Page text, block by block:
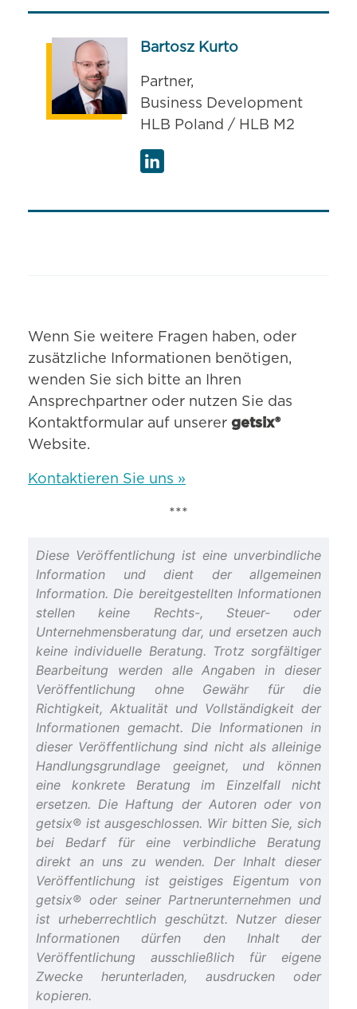
Bartosz Kurto
Partner,
Business Development
HLB Poland / HLB M2
Wenn Sie weitere Fragen haben, oder
zusätzliche Informationen benötigen,
wenden Sie sich bitte an Ihren
Ansprechpartner oder nutzen Sie das
Kontaktformular auf unserer getsix®
Website.
Kontaktieren Sie uns »
***
Diese Veröffentlichung ist eine unverbindliche
Information und dient der allgemeinen
Information. Die bereitgestellten Informationen
stellen keine Rechts-, Steuer- oder
Unternehmensberatung dar, und ersetzen auch
keine individuelle Beratung. Trotz sorgfältiger
Bearbeitung werden alle Angaben in dieser
Veröffentlichung ohne Gewähr für die
Richtigkeit, Aktualität und Vollständigkeit der
Informationen gemacht. Die Informationen in
dieser Veröffentlichung sind nicht als alleinige
Handlungsgrundlage geeignet, und können
eine konkrete Beratung im Einzelfall nicht
ersetzen. Die Haftung der Autoren oder von
getsix® ist ausgeschlossen. Wir bitten Sie, sich
bei Bedarf für eine verbindliche Beratung
direkt an uns zu wenden. Der Inhalt dieser
Veröffentlichung ist geistiges Eigentum von
getsix® oder seiner Partnerunternehmen und
ist urheberrechtlich geschützt. Nutzer dieser
Informationen dürfen den Inhalt der
Veröffentlichung ausschließlich für eigene
Zwecke herunterladen, ausdrucken oder
kopieren.